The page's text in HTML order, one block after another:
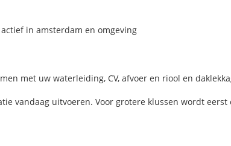
in amsterdam en omgeving
met uw waterleiding, CV, afvoer en riool en
vandaag uitvoeren. Voor grotere klussen wordt eerst